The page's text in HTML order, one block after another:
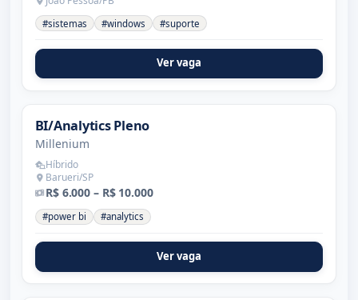
#sistemas #windows #suporte
Ver vaga
BI/Analytics Pleno
Millenium
Híbrido
Barueri/SP
R$ 6.000 – R$ 10.000
#power bi #analytics
Ver vaga